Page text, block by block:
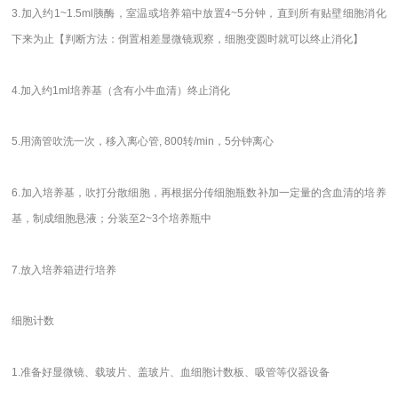
3.加入约1~1.5ml胰酶，室温或培养箱中放置4~5分钟，直到所有贴壁细胞消化
下来为止【判断方法：倒置相差显微镜观察，细胞变圆时就可以终止消化】
4.加入约1ml培养基（含有小牛血清）终止消化
5.用滴管吹洗一次，移入离心管, 800转/min，5分钟离心
6.加入培养基，吹打分散细胞，再根据分传细胞瓶数补加一定量的含血清的培养
基，制成细胞悬液；分装至2~3个培养瓶中
7.放入培养箱进行培养
细胞计数
1.准备好显微镜、载玻片、盖玻片、血细胞计数板、吸管等仪器设备